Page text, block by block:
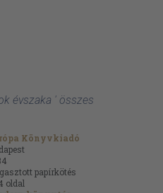
évszaka ' összes
Könyvkiadó
papírkötés
oldal